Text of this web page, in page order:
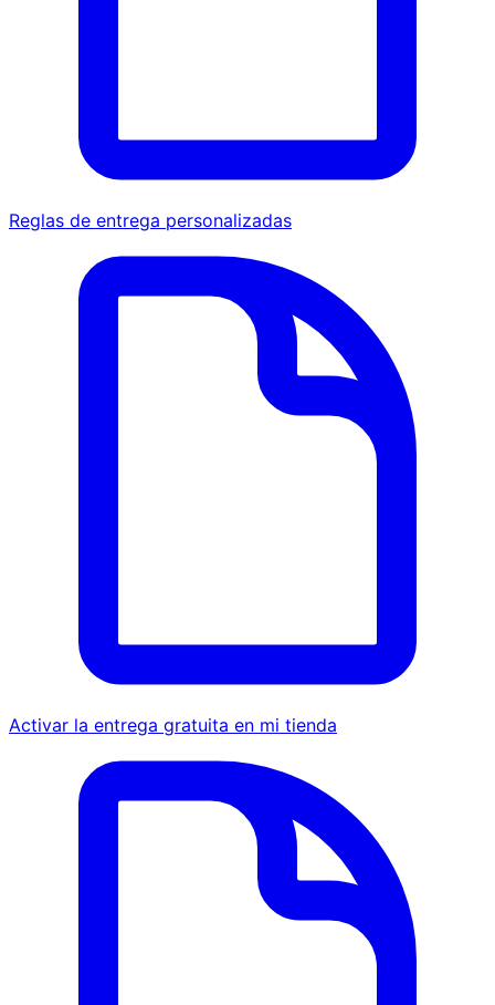
Reglas de entrega personalizadas
Activar la entrega gratuita en mi tienda